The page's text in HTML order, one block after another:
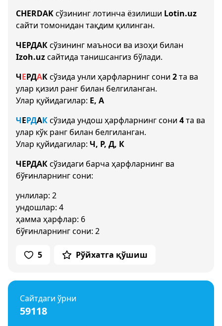
CHERDAKсўзининг лотинча ёзилиши Lotin.uz
сайти томонидан тақдим қилинган.
ЧЕРДАКсўзининг маъноси ва изоҳи билан
Izoh.uzсайтида танишсангиз бўлади.
ЧЕРДАКсўзида унли ҳарфларнинг сони 2та ва
улар қизил ранг билан белгиланган.
Улар қуйидагилар: Е, А
ЧЕРДАКсўзида ундош ҳарфларнинг сони 4та ва
улар кўк ранг билан белгиланган.
Улар қуйидагилар: Ч, Р, Д, К
ЧЕРДАКсўзидаги барча ҳарфларнинг ва
бўғинларнинг сони:
унлилар: 2
ундошлар: 4
ҳамма ҳарфлар: 6
бўғинларнинг сони: 2
5 Рўйхатга қўшиш
Сайтдаги ўрни
59118